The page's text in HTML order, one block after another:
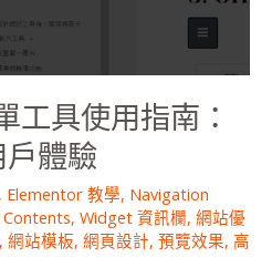
具使用指南：
體驗
, Elementor 教學, Navigation
, Widget 資訊欄, 網站優
, 網站模板, 網頁設計, 預覽效果, 高